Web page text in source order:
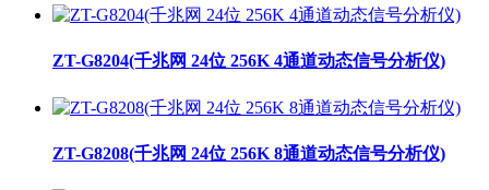
ZT-G8204(千兆网 24位 256K 4通道动态信号分析仪)
ZT-G8208(千兆网 24位 256K 8通道动态信号分析仪)